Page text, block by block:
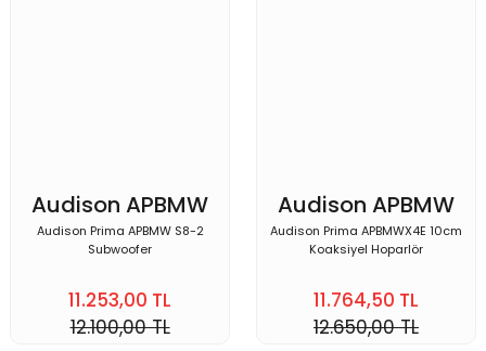
Audison APBMW
S8-2
Audison Prima APBMW S8-2
Subwoofer
11.253,00 TL
12.100,00 TL
Audison APBMW
X4E
Audison Prima APBMWX4E 10cm
Koaksiyel Hoparlör
11.764,50 TL
12.650,00 TL